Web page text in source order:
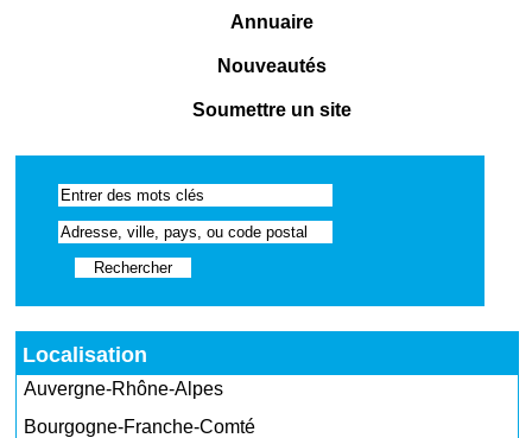
Annuaire
Nouveautés
Soumettre un site
Localisation
Auvergne-Rhône-Alpes
Bourgogne-Franche-Comté